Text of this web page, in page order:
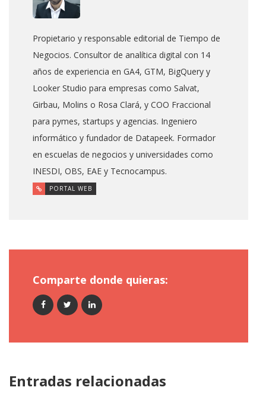
Propietario y responsable editorial de Tiempo de
Negocios. Consultor de analítica digital con 14
años de experiencia en GA4, GTM, BigQuery y
Looker Studio para empresas como Salvat,
Girbau, Molins o Rosa Clará, y COO Fraccional
para pymes, startups y agencias. Ingeniero
informático y fundador de Datapeek. Formador
en escuelas de negocios y universidades como
INESDI, OBS, EAE y Tecnocampus.
PORTAL WEB
Comparte donde quieras:
Entradas relacionadas